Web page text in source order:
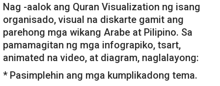
Nag -aalok ang Quran Visualization ng isang
organisado, visual na diskarte gamit ang
parehong mga wikang Arabe at Pilipino. Sa
pamamagitan ng mga infograpiko, tsart,
animated na video, at diagram, naglalayong:
* Pasimplehin ang mga kumplikadong tema.